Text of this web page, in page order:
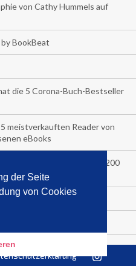
der Seite
von Cookies
von Cathy Hummels auf
BookBeat
die 5 Corona-Buch-Bestseller
meistverkauften Reader von
eBooks
letzte Woche an über 200
2020
2020
über die Nummer 1